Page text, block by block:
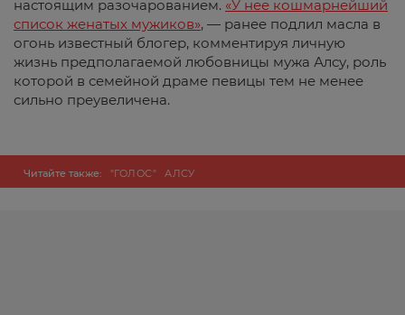
настоящим разочарованием. «У нее кошмарнейший
список женатых мужиков», — ранее подлил масла в
огонь известный блогер, комментируя личную
жизнь предполагаемой любовницы мужа Алсу, роль
которой в семейной драме певицы тем не менее
сильно преувеличена.
Читайте также: "ГОЛОС" АЛСУ